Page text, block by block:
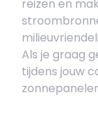
reizen en
Als je graag
tijdens jouw